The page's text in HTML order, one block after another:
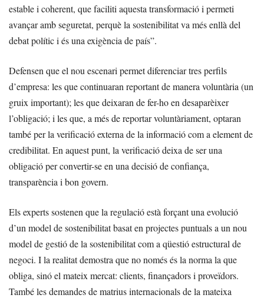
estable i coherent, que faciliti aquesta transformació i permeti
avançar amb seguretat, perquè la sostenibilitat va més enllà del
debat polític i és una exigència de país”.
Defensen que el nou escenari permet diferenciar tres perfils
d’empresa: les que continuaran reportant de manera voluntària (un
gruix important); les que deixaran de fer-ho en desaparèixer
l’obligació; i les que, a més de reportar voluntàriament, optaran
també per la verificació externa de la informació com a element de
credibilitat. En aquest punt, la verificació deixa de ser una
obligació per convertir-se en una decisió de confiança,
transparència i bon govern.
Els experts sostenen que la regulació està forçant una evolució
d’un model de sostenibilitat basat en projectes puntuals a un nou
model de gestió de la sostenibilitat com a qüestió estructural de
negoci. I la realitat demostra que no només és la norma la que
obliga, sinó el mateix mercat: clients, finançadors i proveïdors.
També les demandes de matrius internacionals de la mateixa